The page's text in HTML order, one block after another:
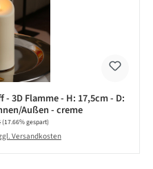
3D Flamme - H: 17,5cm - D:
Außen - creme
Preis:
(17.66% gespart)
Versandkosten